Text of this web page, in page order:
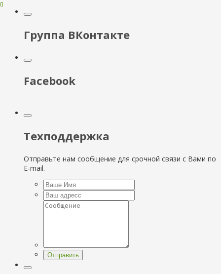
Группа ВКонтакте
Facebook
Техподдержка
Отправьте нам сообщение для срочной связи с Вами по
E-mail.
Отправить